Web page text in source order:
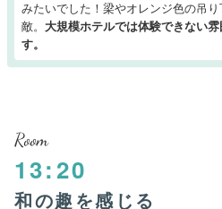
みたいでした！梁やオレンジ色の吊
敵。 大規模ホテルでは体験できない
す。
Room
13:20
和の趣を感じる